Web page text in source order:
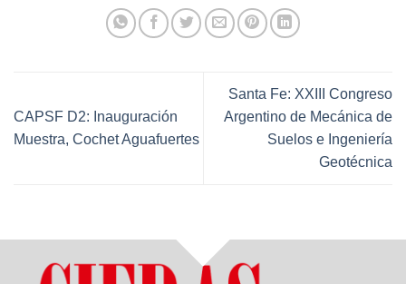
CAPSF D2: Inauguración
Muestra, Cochet Aguafuertes
Santa Fe: XXIII Congreso
Argentino de Mecánica de
Suelos e Ingeniería
Geotécnica